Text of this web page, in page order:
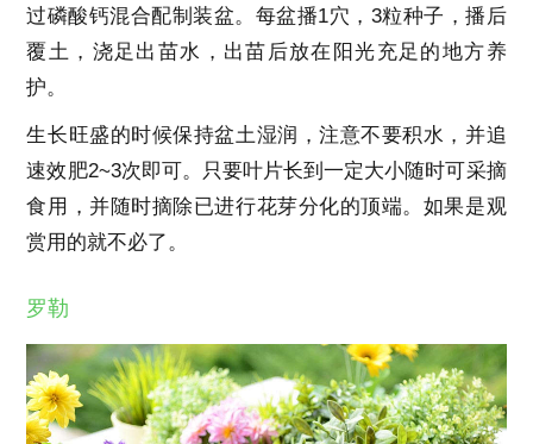
过磷酸钙混合配制装盆。每盆播1穴，3粒种子，播后
覆土，浇足出苗水，出苗后放在阳光充足的地方养
护。
生长旺盛的时候保持盆土湿润，注意不要积水，并追
速效肥2~3次即可。只要叶片长到一定大小随时可采摘
食用，并随时摘除已进行花芽分化的顶端。如果是观
赏用的就不必了。
罗勒